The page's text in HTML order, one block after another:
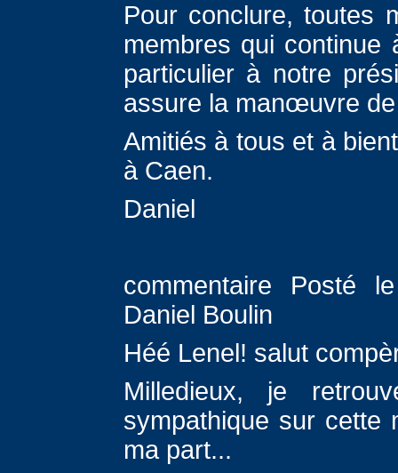
Pour conclure, toutes
membres qui
particulier à notre
assure la manœuvre
Amitiés à tous et à
à Caen.
Daniel
commentaire Posté
Daniel Boulin
Héé Lenel! salut
Milledieux, je
sympathique sur cette
ma part...